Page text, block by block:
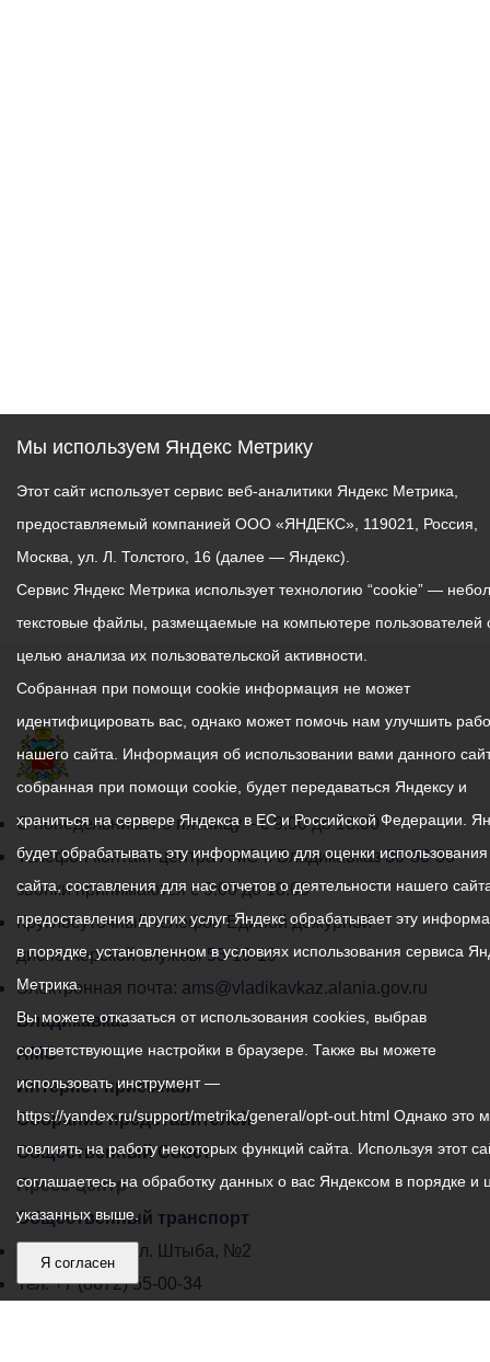
График
работы
администрации
местного
самоуправления
города
Владикавказ:
С понедельника по пятницу – с 9.00 до 18.00
Телефон контакт-центра АМС г. Владикавказ30-30-30
звонки принимаются с 9:00 до 18:00
Круглосуточный телефон Единой дежурной
диспетчерской службы53-19-19
Электронная почта: ams@vladikavkaz.alania.gov.ru
Владикавказ
АМС
Интернет приемная
Собрание представителей
Общественный Совет
Пресс-центр
Общественный транспорт
Владикавказ, пл. Штыба, №2
Тел:+7 (8672) 55-00-34
Мы используем Яндекс Метрику
Этот сайт использует сервис веб-аналитики Яндекс Метрика,
предоставляемый компанией ООО «ЯНДЕКС», 119021, Россия,
Москва, ул. Л. Толстого, 16 (далее — Яндекс).
Сервис Яндекс Метрика использует технологию “cookie” —
текстовые файлы, размещаемые на компьютере пользователей
целью анализа их пользовательской активности.
Собранная при помощи cookie информация не может
идентифицировать вас, однако может помочь нам улучшить
нашего сайта. Информация об использовании вами данного
собранная при помощи cookie, будет передаваться Яндексу и
храниться на сервере Яндекса в ЕС и Российской Федерации.
будет обрабатывать эту информацию для оценки
сайта, составления для нас отчетов о деятельности нашего
предоставления других услуг. Яндекс обрабатывает эту
в порядке, установленном в условиях использования сервиса
Метрика.
Вы можете отказаться от использования cookies, выбрав
соответствующие настройки в браузере. Также вы можете
использовать инструмент —
https://yandex.ru/support/metrika/general/opt-out.html Однако это
повлиять на работу некоторых функций сайта. Используя этот
соглашаетесь на обработку данных о вас Яндексом в порядке и
указанных выше.
Я согласен